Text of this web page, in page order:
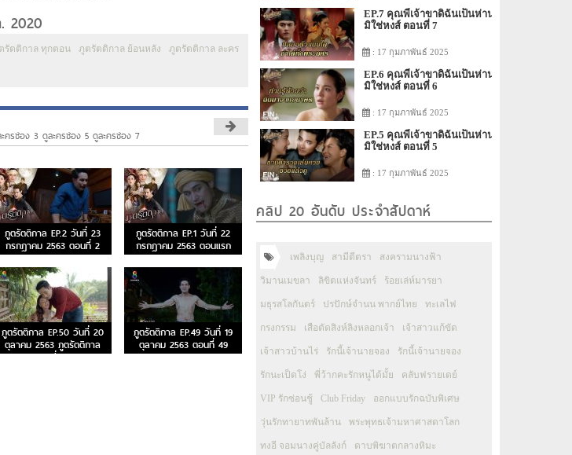
2020
รัตติกาล ทุกตอน ภูตรัตติกาล ย้อนหลัง ภูตรัตติกาล ละคร
ครช่อง 3 ดูละครช่อง 5 ดูละครช่อง 7
ภูตรัตติกาล EP.2 วันที่ 23
กรกฎาคม 2563 ตอนที่ 2
ภูตรัตติกาล EP.1 วันที่ 22
กรกฎาคม 2563 ตอนแรก
ภูตรัตติกาล EP.50 วันที่ 20
ตุลาคม 2563 ภูตรัตติกาล
ตอนที่ 50
ภูตรัตติกาล EP.49 วันที่ 19
ตุลาคม 2563 ตอนที่ 49
EP.7 คุณพี่เจ้าขาดิฉันเป็นห่าน
มิใช่หงส์ ตอนที่ 7
: 17 กุมภาพันธ์ 2025
EP.6 คุณพี่เจ้าขาดิฉันเป็นห่าน
มิใช่หงส์ ตอนที่ 6
: 17 กุมภาพันธ์ 2025
EP.5 คุณพี่เจ้าขาดิฉันเป็นห่าน
มิใช่หงส์ ตอนที่ 5
: 17 กุมภาพันธ์ 2025
คลิป 20 อันดับ ประจำสัปดาห์
เพลิงบุญ สามีตีตรา สงครามนางฟ้า
วิมานเมขลา ลิขิตแห่งจันทร์ ร้อยเล่ห์มารยา
มธุรสโลกันตร์ ปรปักษ์จำนน พากย์ไทย ทะเลไฟ
กรงกรรม เสือตัดสิงห์ลิงหลอกเจ้า เจ้าสาวแก้ขัด
เจ้าสาวบ้านไร่ รักนี้เจ้านายจอง รักนี้เจ้านายจอง
รักนะเป็ดโง่ พี่ว้ากคะรักหนูได้มั้ย คลับฟรายเดย์
VIP รักซ่อนชู้ Club Friday ออกแบบรักฉบับพิเศษ
วุ่นรักทายาทพันล้าน พระพุทธเจ้ามหาศาสดาโลก
ทงอี จอมนางคู่บัลลังก์ ดาบพิฆาตกลางหิมะ